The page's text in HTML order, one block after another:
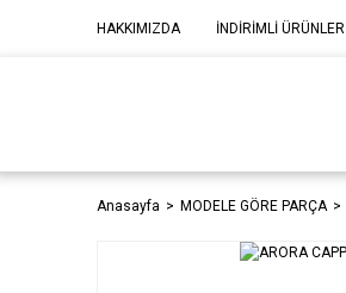
HAKKIMIZDA İNDİRİMLİ ÜRÜNLER
Anasayfa MODELE GÖRE PARÇA